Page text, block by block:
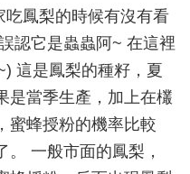
吃鳳梨的時候有沒有看
認它是蟲蟲阿~ 在這裡
這是鳳梨的種籽，夏
是當季生產，加上在欉
蜜蜂授粉的機率比較
一般市面的鳳梨，